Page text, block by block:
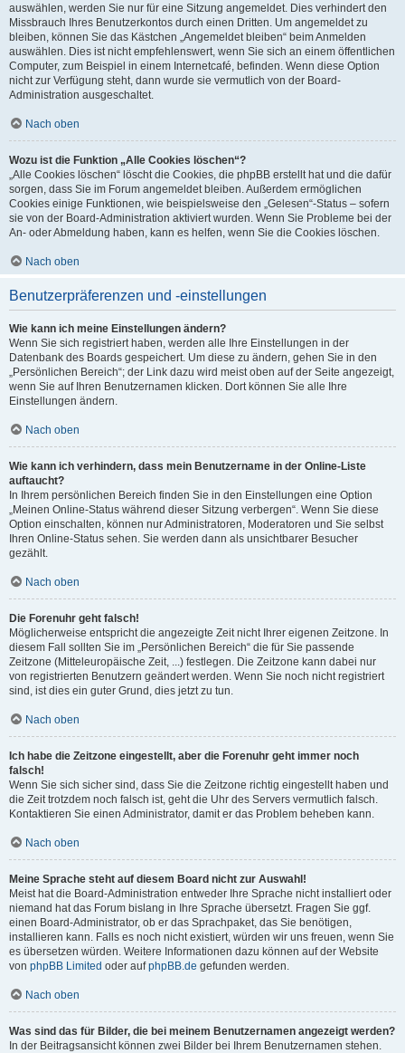
auswählen, werden Sie nur für eine Sitzung angemeldet. Dies verhindert den
Missbrauch Ihres Benutzerkontos durch einen Dritten. Um angemeldet zu
bleiben, können Sie das Kästchen „Angemeldet bleiben“ beim Anmelden
auswählen. Dies ist nicht empfehlenswert, wenn Sie sich an einem öffentlichen
Computer, zum Beispiel in einem Internetcafé, befinden. Wenn diese Option
nicht zur Verfügung steht, dann wurde sie vermutlich von der Board-
Administration ausgeschaltet.
Nach oben
Wozu ist die Funktion „Alle Cookies löschen“?
„Alle Cookies löschen“ löscht die Cookies, die phpBB erstellt hat und die dafür
sorgen, dass Sie im Forum angemeldet bleiben. Außerdem ermöglichen
Cookies einige Funktionen, wie beispielsweise den „Gelesen“-Status – sofern
sie von der Board-Administration aktiviert wurden. Wenn Sie Probleme bei der
An- oder Abmeldung haben, kann es helfen, wenn Sie die Cookies löschen.
Nach oben
Benutzerpräferenzen und -einstellungen
Wie kann ich meine Einstellungen ändern?
Wenn Sie sich registriert haben, werden alle Ihre Einstellungen in der
Datenbank des Boards gespeichert. Um diese zu ändern, gehen Sie in den
„Persönlichen Bereich“; der Link dazu wird meist oben auf der Seite angezeigt,
wenn Sie auf Ihren Benutzernamen klicken. Dort können Sie alle Ihre
Einstellungen ändern.
Nach oben
Wie kann ich verhindern, dass mein Benutzername in der Online-Liste
auftaucht?
In Ihrem persönlichen Bereich finden Sie in den Einstellungen eine Option
„Meinen Online-Status während dieser Sitzung verbergen“. Wenn Sie diese
Option einschalten, können nur Administratoren, Moderatoren und Sie selbst
Ihren Online-Status sehen. Sie werden dann als unsichtbarer Besucher
gezählt.
Nach oben
Die Forenuhr geht falsch!
Möglicherweise entspricht die angezeigte Zeit nicht Ihrer eigenen Zeitzone. In
diesem Fall sollten Sie im „Persönlichen Bereich“ die für Sie passende
Zeitzone (Mitteleuropäische Zeit, ...) festlegen. Die Zeitzone kann dabei nur
von registrierten Benutzern geändert werden. Wenn Sie noch nicht registriert
sind, ist dies ein guter Grund, dies jetzt zu tun.
Nach oben
Ich habe die Zeitzone eingestellt, aber die Forenuhr geht immer noch
falsch!
Wenn Sie sich sicher sind, dass Sie die Zeitzone richtig eingestellt haben und
die Zeit trotzdem noch falsch ist, geht die Uhr des Servers vermutlich falsch.
Kontaktieren Sie einen Administrator, damit er das Problem beheben kann.
Nach oben
Meine Sprache steht auf diesem Board nicht zur Auswahl!
Meist hat die Board-Administration entweder Ihre Sprache nicht installiert oder
niemand hat das Forum bislang in Ihre Sprache übersetzt. Fragen Sie ggf.
einen Board-Administrator, ob er das Sprachpaket, das Sie benötigen,
installieren kann. Falls es noch nicht existiert, würden wir uns freuen, wenn Sie
es übersetzen würden. Weitere Informationen dazu können auf der Website
von phpBB Limited oder aufphpBB.de gefunden werden.
Nach oben
Was sind das für Bilder, die bei meinem Benutzernamen angezeigt werden?
In der Beitragsansicht können zwei Bilder bei Ihrem Benutzernamen stehen.